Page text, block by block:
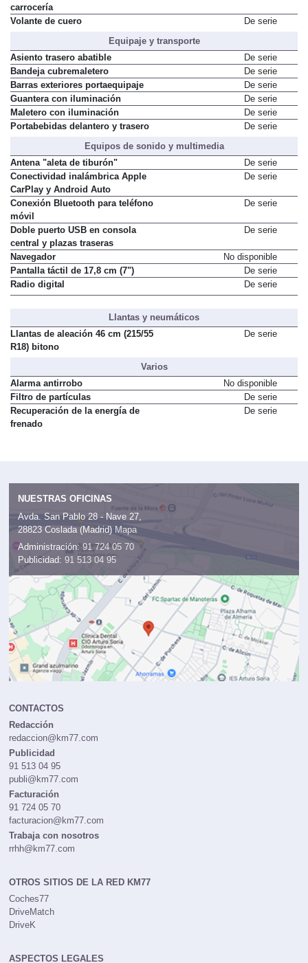
carrocería
Volante de cuero
De serie
Equipaje y transporte
Asiento trasero abatible
De serie
Bandeja cubremaletero
De serie
Barras exteriores portaequipaje
De serie
Guantera con iluminación
De serie
Maletero con iluminación
De serie
Portabebidas delantero y trasero
De serie
Equipos de sonido y multimedia
Antena "aleta de tiburón"
De serie
Conectividad inalámbrica Apple
CarPlay y Android Auto
De serie
Conexión Bluetooth para teléfono
móvil
De serie
Doble puerto USB en consola
central y plazas traseras
De serie
Navegador
No disponible
Pantalla táctil de 17,8 cm (7")
De serie
Radio digital
De serie
Llantas y neumáticos
Llantas de aleación 46 cm (215/55
R18) bitono
De serie
Varios
Alarma antirrobo
No disponible
Filtro de partículas
De serie
Recuperación de la energía de
frenado
De serie
NUESTRAS OFICINAS
Avda. San Pablo 28 - Nave 27,
28823 Coslada (Madrid) Mapa
Administración: 91 724 05 70
Publicidad: 91 513 04 95
CONTACTOS
Redacción
redaccion@km77.com
Publicidad
91 513 04 95
publi@km77.com
Facturación
91 724 05 70
facturacion@km77.com
Trabaja con nosotros
rrhh@km77.com
OTROS SITIOS DE LA RED KM77
Coches77
DriveMatch
DriveK
ASPECTOS LEGALES